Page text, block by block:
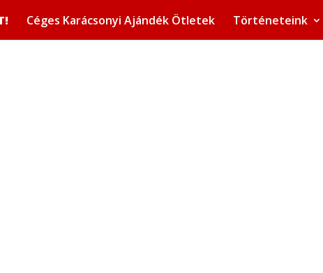
Céges Karácsonyi Ajándék Ötletek Történeteink